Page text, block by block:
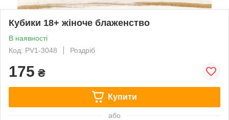
Кубики 18+ жіноче блаженство
В наявності
Код: PV1-3048
Роздріб
175 ₴
Купити
або